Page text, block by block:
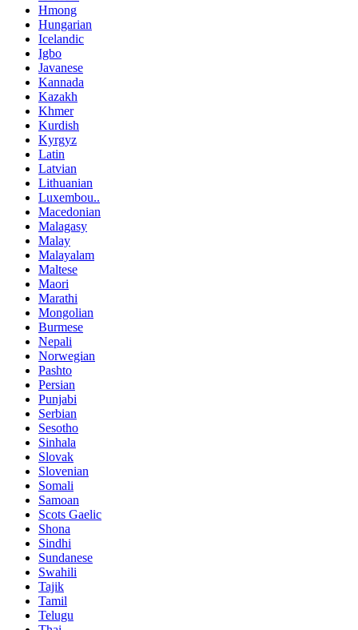
Hmong
Hungarian
Icelandic
Igbo
Javanese
Kannada
Kazakh
Khmer
Kurdish
Kyrgyz
Latin
Latvian
Lithuanian
Luxembou..
Macedonian
Malagasy
Malay
Malayalam
Maltese
Maori
Marathi
Mongolian
Burmese
Nepali
Norwegian
Pashto
Persian
Punjabi
Serbian
Sesotho
Sinhala
Slovak
Slovenian
Somali
Samoan
Scots Gaelic
Shona
Sindhi
Sundanese
Swahili
Tajik
Tamil
Telugu